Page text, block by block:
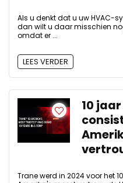
Als u denkt dat u uw HVAC-
dan wilt u daar misschien
omdat er ...
LEES VERDER
10
Trane werd in 2024 voor het